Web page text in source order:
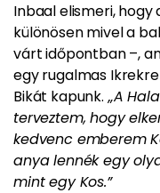
Inbaal elismeri,
különösen mivel a
várt időpontban –,
egy rugalmas
Bikát kapunk. „A
terveztem, hogy
kedvenc emberem
anya lennék egy
mint egy Kos.”